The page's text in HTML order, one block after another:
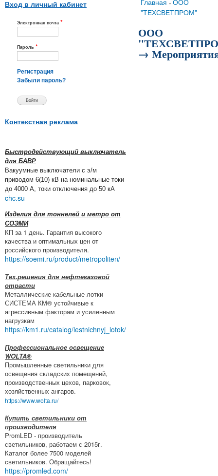
Вход в личный кабинет
Электронная почта *
Пароль *
Регистрация
Забыли пароль?
Контекстная реклама
Быстродействующий выключатель
для БАВР
Вакуумные выключатели с э/м
приводом 6(10) кВ на номинальные токи
до 4000 А, токи отключения до 50 кА
chc.su
Изделия для тоннелей и метро от
СОЭМИ
КП за 1 день. Гарантия высокого
качества и оптимальных цен от
российского производителя.
https://soemi.ru/product/metropoliten/
Тех.решения для нефтегазовой
отрасти
Металлические кабельные лотки
СИСТЕМА КМ® устойчивые к
агрессивным факторам и усиленным
нагрузкам
https://km1.ru/catalog/lestnichnyj_lotok/
Профессиональное освещение
WOLTA®
Промышленные светильники для
освещения складских помещений,
производственных цехов, парковок,
хозяйственных ангаров.
https://www.wolta.ru/
Купить светильники от
производителя
PromLED - производитель
светильников, работаем с 2015г.
Каталог более 7500 моделей
светильников. Обращайтесь!
https://promled.com/
Вы здесь
Главная » ООО
"ТЕХСВЕТПРОМ"
ООО
→